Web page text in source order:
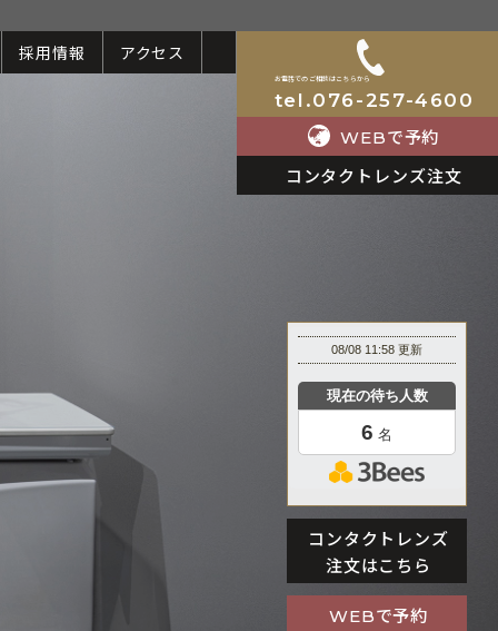
採用情報 アクセス
お電話でのご相談はこちらから
tel.076-257-4600
WEBで予約
コンタクトレンズ注文
コンタクトレンズ
注文はこちら
WEBで予約